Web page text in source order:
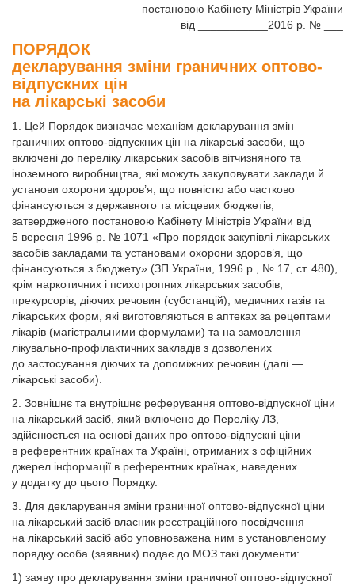
постановою Кабінету Міністрів України
від ___________2016 р. № ___
ПОРЯДОК
декларування зміни граничних оптово-
відпускних цін
на лікарські засоби
1. Цей Порядок визначає механізм декларування змін
граничних оптово-відпускних цін на лікарські засоби, що
включені до переліку лікарських засобів вітчизняного та
іноземного виробництва, які можуть закуповувати заклади й
установи охорони здоров’я, що повністю або частково
фінансуються з державного та місцевих бюджетів,
затвердженого постановою Кабінету Міністрів України від
5 вересня 1996 р. № 1071 «Про порядок закупівлі лікарських
засобів закладами та установами охорони здоров’я, що
фінансуються з бюджету» (ЗП України, 1996 р., № 17, ст. 480),
крім наркотичних і психотропних лікарських засобів,
прекурсорів, діючих речовин (субстанцій), медичних газів та
лікарських форм, які виготовляються в аптеках за рецептами
лікарів (магістральними формулами) та на замовлення
лікувально-профілактичних закладів з дозволених
до застосування діючих та допоміжних речовин (далі —
лікарські засоби).
2. Зовнішнє та внутрішнє реферування оптово-відпускної ціни
на лікарський засіб, який включено до Переліку ЛЗ,
здійснюється на основі даних про оптово-відпускні ціни
в референтних країнах та Україні, отриманих з офіційних
джерел інформації в референтних країнах, наведених
у додатку до цього Порядку.
3. Для декларування зміни граничної оптово-відпускної ціни
на лікарський засіб власник реєстраційного посвідчення
на лікарський засіб або уповноважена ним в установленому
порядку особа (заявник) подає до МОЗ такі документи:
1) заяву про декларування зміни граничної оптово-відпускної